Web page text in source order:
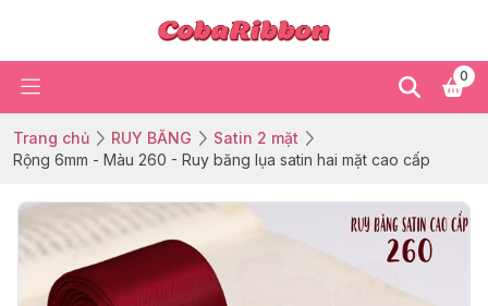
0
Trang chủ RUY BĂNG
Satin 2 mặt
Rộng 6mm - Màu 260 - Ruy băng lụa satin hai mặt cao cấp